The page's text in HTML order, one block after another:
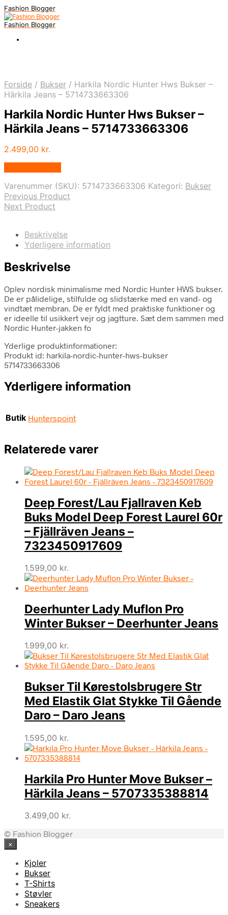
Fashion Blogger
Fashion Blogger
Forside / Bukser / Harkila Nordic Hunter Hws Bukser –
Härkila Jeans – 5714733663306
Harkila Nordic Hunter Hws Bukser –
Härkila Jeans – 5714733663306
2.499,00 kr.
Varenummer (SKU): 5714733663306 Kategori: Bukser
Previous Product
Next Product
Beskrivelse
Yderligere information
Beskrivelse
Oplev nordisk minimalisme med Nordic Hunter HWS bukser.
De er pålidelige, stilfulde og slidstærke med en vand- og
vindtæt membran. De er fyldt med praktiske funktioner og
er ideelle til usikkert vejr og jagtture. Sæt dem sammen med
Nordic Hunter-jakken fo
Yderlige produktinformationer:
Produkt id: harkila-nordic-hunter-hws-bukser
5714733663306
Yderligere information
Butik Hunterspoint
Relaterede varer
Deep Forest/Lau Fjallraven Keb
Buks Model Deep Forest Laurel 60r
– Fjällräven Jeans –
7323450917609
1.599,00 kr.
Deerhunter Lady Muflon Pro
Winter Bukser – Deerhunter Jeans
1.999,00 kr.
Bukser Til Kørestolsbrugere Str
Med Elastik Glat Stykke Til Gående
Daro – Daro Jeans
1.595,00 kr.
Harkila Pro Hunter Move Bukser –
Härkila Jeans – 5707335388814
3.499,00 kr.
© Fashion Blogger
×
Kjoler
Bukser
T-Shirts
Støvler
Sneakers